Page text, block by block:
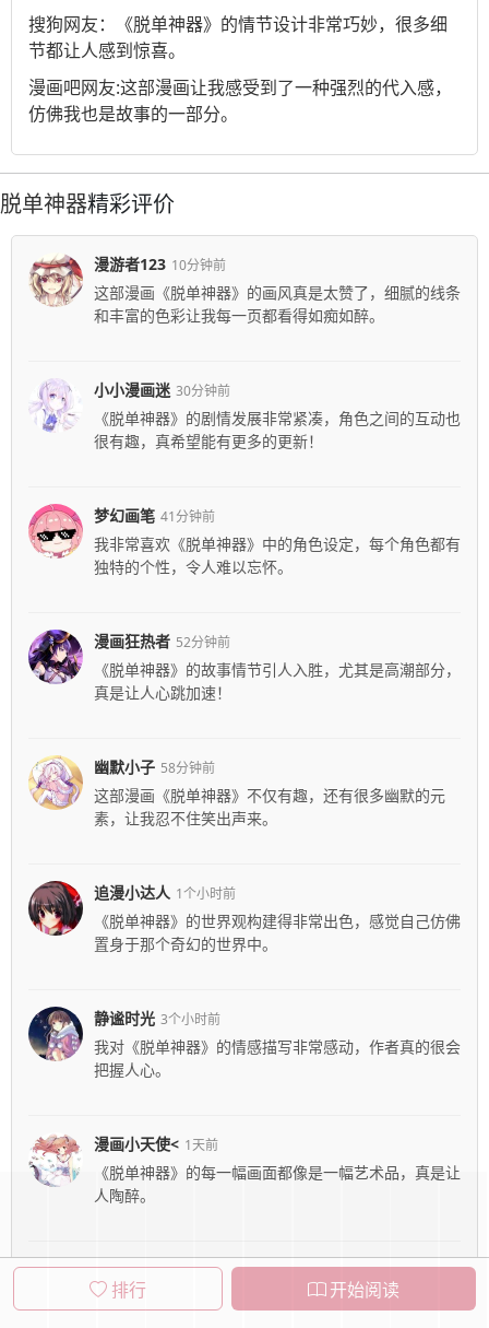
排行 开始阅读
搜狗网友：《脱单神器》的情节设计非常巧妙，很多细
节都让人感到惊喜。
漫画吧网友:这部漫画让我感受到了一种强烈的代入感，
仿佛我也是故事的一部分。
脱单神器精彩评价
漫游者123 10分钟前
这部漫画《脱单神器》的画风真是太赞了，细腻的线条
和丰富的色彩让我每一页都看得如痴如醉。
小小漫画迷 30分钟前
《脱单神器》的剧情发展非常紧凑，角色之间的互动也
很有趣，真希望能有更多的更新！
梦幻画笔 41分钟前
我非常喜欢《脱单神器》中的角色设定，每个角色都有
独特的个性，令人难以忘怀。
漫画狂热者 52分钟前
《脱单神器》的故事情节引人入胜，尤其是高潮部分，
真是让人心跳加速！
幽默小子 58分钟前
这部漫画《脱单神器》不仅有趣，还有很多幽默的元
素，让我忍不住笑出声来。
追漫小达人 1个小时前
《脱单神器》的世界观构建得非常出色，感觉自己仿佛
置身于那个奇幻的世界中。
静谧时光 3个小时前
我对《脱单神器》的情感描写非常感动，作者真的很会
把握人心。
漫画小天使< 1天前
《脱单神器》的每一幅画面都像是一幅艺术品，真是让
人陶醉。
幻想追逐者< 2天前
这部漫画的节奏把握得很好，读起来非常流畅，期待后